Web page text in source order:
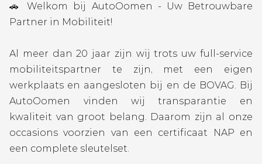
🚗 Welkom bij AutoOomen - Uw Betrouwbare
Partner in Mobiliteit!
Al meer dan 20 jaar zijn wij trots uw full-service
mobiliteitspartner te zijn, met een eigen
werkplaats en aangesloten bij en de BOVAG. Bij
AutoOomen vinden wij transparantie en
kwaliteit van groot belang. Daarom zijn al onze
occasions voorzien van een certificaat NAP en
een complete sleutelset.